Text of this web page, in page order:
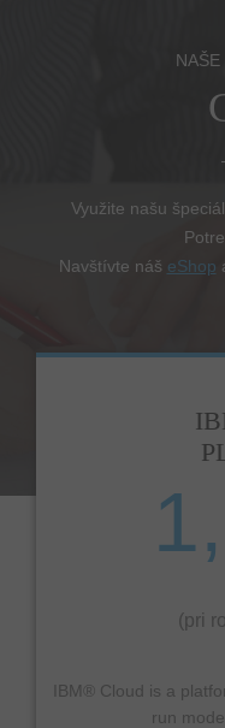
Využite našu
Navštívte náš eShop
(pri
IBM® Cloud is a
run